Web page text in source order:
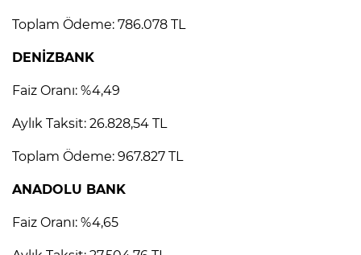
Toplam Ödeme: 786.078 TL
DENİZBANK
Faiz Oranı: %4,49
Aylık Taksit: 26.828,54 TL
Toplam Ödeme: 967.827 TL
ANADOLU BANK
Faiz Oranı: %4,65